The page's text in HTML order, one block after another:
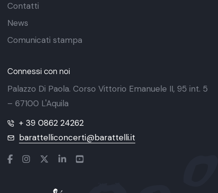
Contatti
News
Comunicati stampa
Connessi con noi
Palazzo Di Paola. Corso Vittorio Emanuele II, 95 int. 5
– 67100 L'Aquila
+ 39 0862 24262
barattelliconcerti@barattelli.it